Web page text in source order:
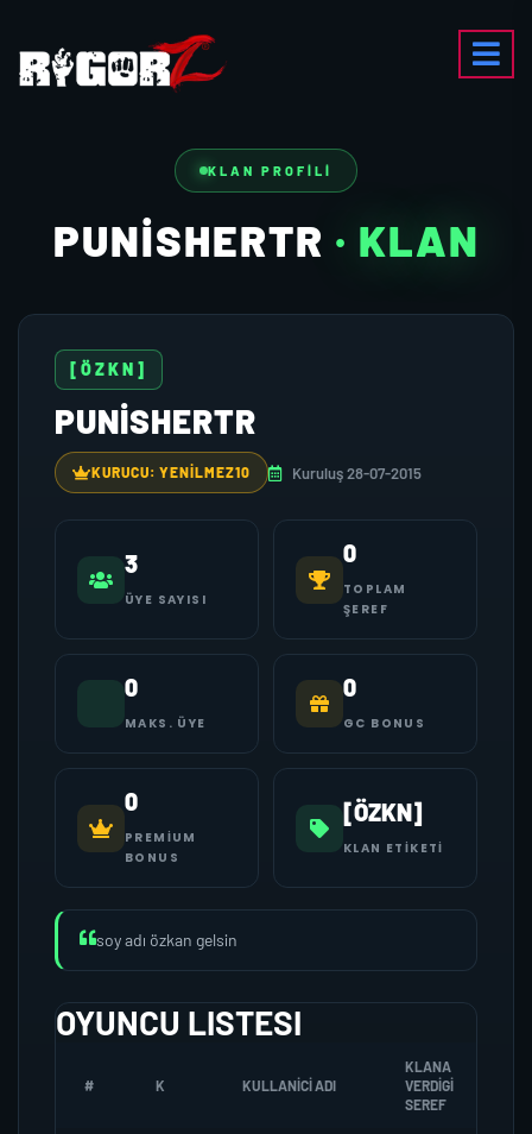
KLAN PROFILI
PUNISHERTR · KLAN
[ÖZKN]
PUNISHERTR
KURUCU: YENILMEZ10 Kuruluş 28-07-2015
3
ÜYE SAYISI
0
TOPLAM
ŞEREF
0
MAKS. ÜYE
0
GC BONUS
0
PREMIUM
BONUS
[ÖZKN]
KLAN ETIKETI
soy adı özkan gelsin
OYUNCU LISTESI
# K KULLANICI ADI
KLANA
VERDIGI
SEREF